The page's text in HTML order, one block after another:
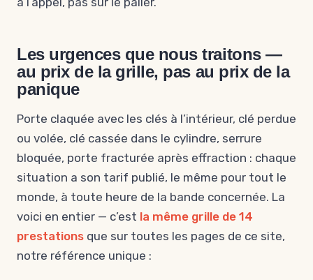
Les urgences que nous traitons —
au prix de la grille, pas au prix de la
panique
Porte claquée avec les clés à l’intérieur, clé perdue
ou volée, clé cassée dans le cylindre, serrure
bloquée, porte fracturée après effraction : chaque
situation a son tarif publié, le même pour tout le
monde, à toute heure de la bande concernée. La
voici en entier — c’est la même grille de 14
prestations que sur toutes les pages de ce site,
notre référence unique :